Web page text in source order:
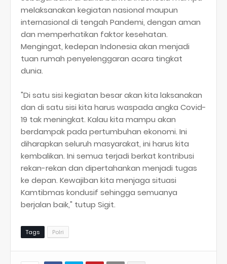
melaksanakan kegiatan nasional maupun
internasional di tengah Pandemi, dengan aman
dan memperhatikan faktor kesehatan.
Mengingat, kedepan Indonesia akan menjadi
tuan rumah penyelenggaran acara tingkat
dunia.
"Di satu sisi kegiatan besar akan kita laksanakan
dan di satu sisi kita harus waspada angka Covid-
19 tak meningkat. Kalau kita mampu akan
berdampak pada pertumbuhan ekonomi. Ini
diharapkan seluruh masyarakat, ini harus kita
kembalikan. Ini semua terjadi berkat kontribusi
rekan-rekan dan dipertahankan menjadi tugas
ke depan. Kewajiban kita menjaga situasi
Kamtibmas kondusif sehingga semuanya
berjalan baik," tutup Sigit.
Tags Polri